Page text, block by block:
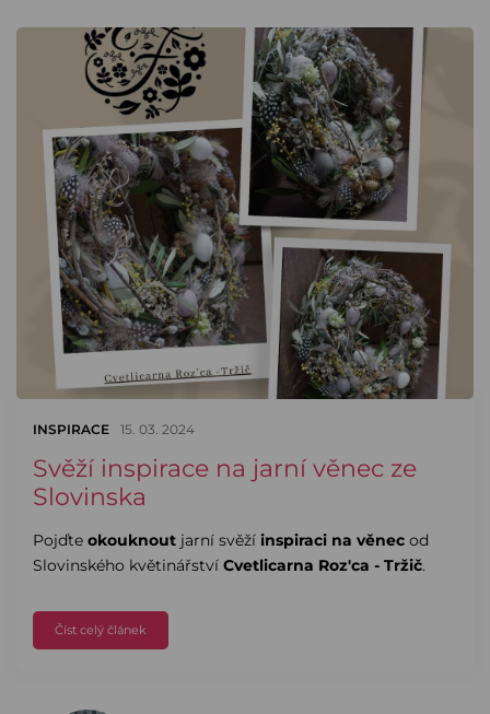
INSPIRACE 15. 03. 2024
Svěží inspirace na jarní věnec ze
Slovinska
Pojďte okouknout jarní svěží inspiraci na věnec od
Slovinského květinářství Cvetlicarna Roz'ca - Tržič.
Číst celý článek